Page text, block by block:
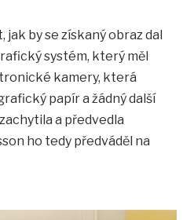
jak by se získaný obraz dal
systém, který měl
kamery, která
papír a žádný další
a předvedla
ho tedy předváděl na